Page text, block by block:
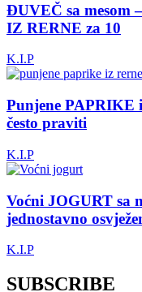
ĐUVEČ sa mesom
IZ RERNE za 10
K.I.P
Punjene PAPRIKE
često praviti
K.I.P
Voćni JOGURT sa
jednostavno
K.I.P
SUBSCRIBE